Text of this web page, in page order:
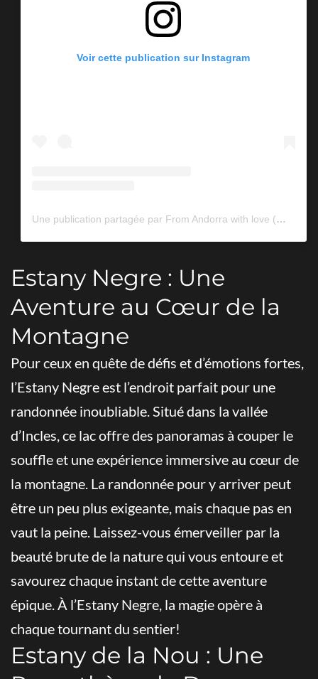
Voir cette publication sur Instagram
Une publication partagée par From Andorra with love (@andorrawithlove)
Estany Negre : Une
Aventure au Cœur de la
Montagne
Pour ceux en quête de défis et d’émotions fortes,
l’Estany Negre est l’endroit parfait pour une
randonnée inoubliable. Situé dans la vallée
d’Incles, ce lac offre des panoramas à couper le
souffle et une expérience immersive au cœur de
la montagne. La randonnée pour y arriver peut
être un peu plus exigeante, mais chaque pas en
vaut la peine. Laissez-vous émerveiller par la
beauté brute de la nature qui vous entoure et
savourez chaque instant de cette aventure
épique. À l’Estany Negre, la magie opère à
chaque tournant du sentier!
Estany de la Nou : Une